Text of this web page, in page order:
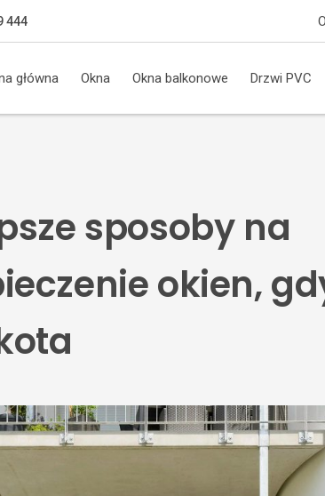
444
główna Okna Okna balkonowe Drzwi PVC
sposoby na
okien,